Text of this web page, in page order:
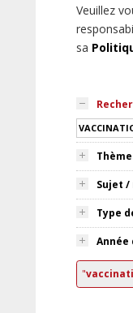
Veuillez
sa
Sujet
Type
Année
"